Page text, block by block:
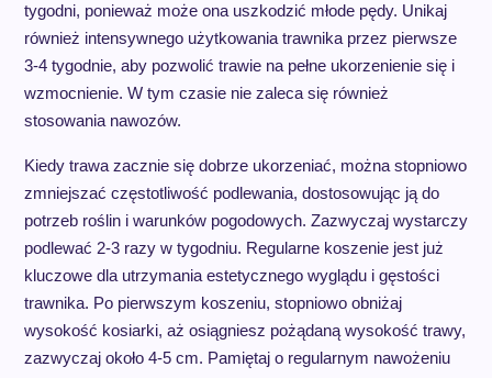
tygodni, ponieważ może ona uszkodzić młode pędy. Unikaj
również intensywnego użytkowania trawnika przez pierwsze
3-4 tygodnie, aby pozwolić trawie na pełne ukorzenienie się i
wzmocnienie. W tym czasie nie zaleca się również
stosowania nawozów.
Kiedy trawa zacznie się dobrze ukorzeniać, można stopniowo
zmniejszać częstotliwość podlewania, dostosowując ją do
potrzeb roślin i warunków pogodowych. Zazwyczaj wystarczy
podlewać 2-3 razy w tygodniu. Regularne koszenie jest już
kluczowe dla utrzymania estetycznego wyglądu i gęstości
trawnika. Po pierwszym koszeniu, stopniowo obniżaj
wysokość kosiarki, aż osiągniesz pożądaną wysokość trawy,
zazwyczaj około 4-5 cm. Pamiętaj o regularnym nawożeniu